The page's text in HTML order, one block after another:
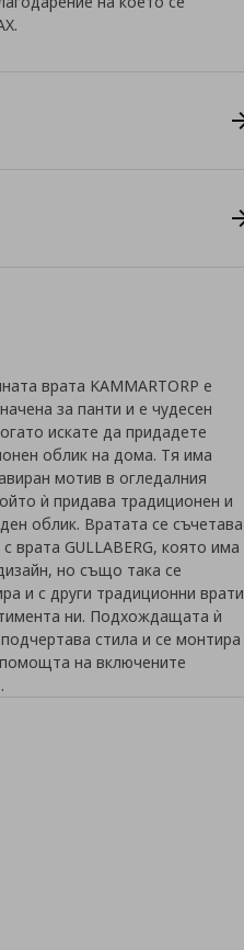
врата KAMMARTORP е
за панти и е чудесен
искате да придадете
облик на дома. Тя има
мотив в огледалния
ѝ придава традиционен и
облик. Вратата се съчетава
врата GULLABERG, която има
но също така се
и с други традиционни врати
ни. Подхождащата ѝ
стила и се монтира
на включените